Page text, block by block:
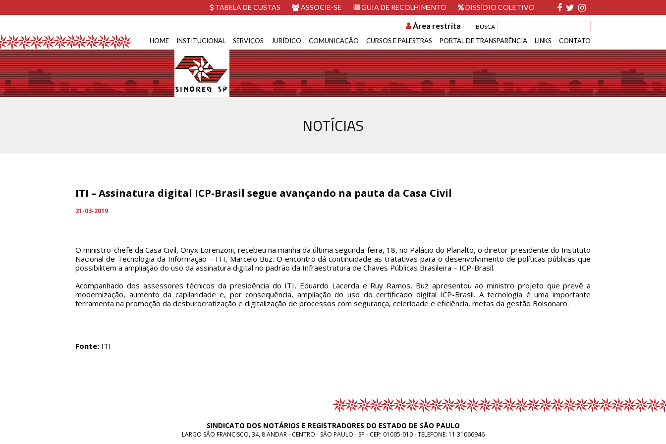
TABELA DE CUSTAS ASSOCIE-SE GUIA DE RECOLHIMENTO DISSÍDIO COLETIVO
BUSCA
Área restrita
HOME INSTITUCIONAL SERVIÇOS JURÍDICO COMUNICAÇÃO CURSOS E PALESTRAS PORTAL DE TRANSPARÊNCIA LINKS CONTATO
NOTÍCIAS
ITI – Assinatura digital ICP-Brasil segue avançando na pauta da Casa Civil
21-03-2019
O ministro-chefe da Casa Civil, Onyx Lorenzoni, recebeu na manhã da última segunda-feira, 18, no Palácio do Planalto, o diretor-presidente do Instituto
Nacional de Tecnologia da Informação – ITI, Marcelo Buz. O encontro dá continuidade as tratativas para o desenvolvimento de políticas públicas que
possibilitem a ampliação do uso da assinatura digital no padrão da Infraestrutura de Chaves Públicas Brasileira – ICP-Brasil.
Acompanhado dos assessores técnicos da presidência do ITI, Eduardo Lacerda e Ruy Ramos, Buz apresentou ao ministro projeto que prevê a
modernização, aumento da capilaridade e, por consequência, ampliação do uso do certificado digital ICP-Brasil. A tecnologia é uma importante
ferramenta na promoção da desburocratização e digitalização de processos com segurança, celeridade e eficiência, metas da gestão Bolsonaro.
Fonte: ITI
SINDICATO DOS NOTÁRIOS E REGISTRADORES DO ESTADO DE SÃO PAULO
LARGO SÃO FRANCISCO, 34, 8 ANDAR - CENTRO - SÃO PAULO - SP - CEP: 01005-010 - TELEFONE: 11 31066946